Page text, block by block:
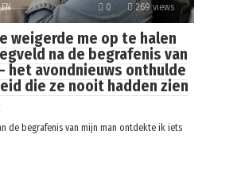
0 269 views
weigerde me op te halen
na de begrafenis van
het avondnieuws onthulde
die ze nooit hadden zien
de begrafenis van mijn man ontdekte ik iets